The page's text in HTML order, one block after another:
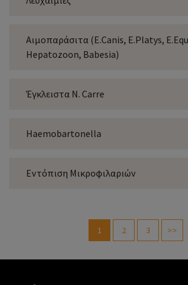
Αιμοπαράσιτα (E.canis, E.platys,
Hepatozoon, Babesia)
Έγκλειστα Ν. Carre
Haemobartonella
Εντόπιση Μικροφιλαριών
1 2 3 >>